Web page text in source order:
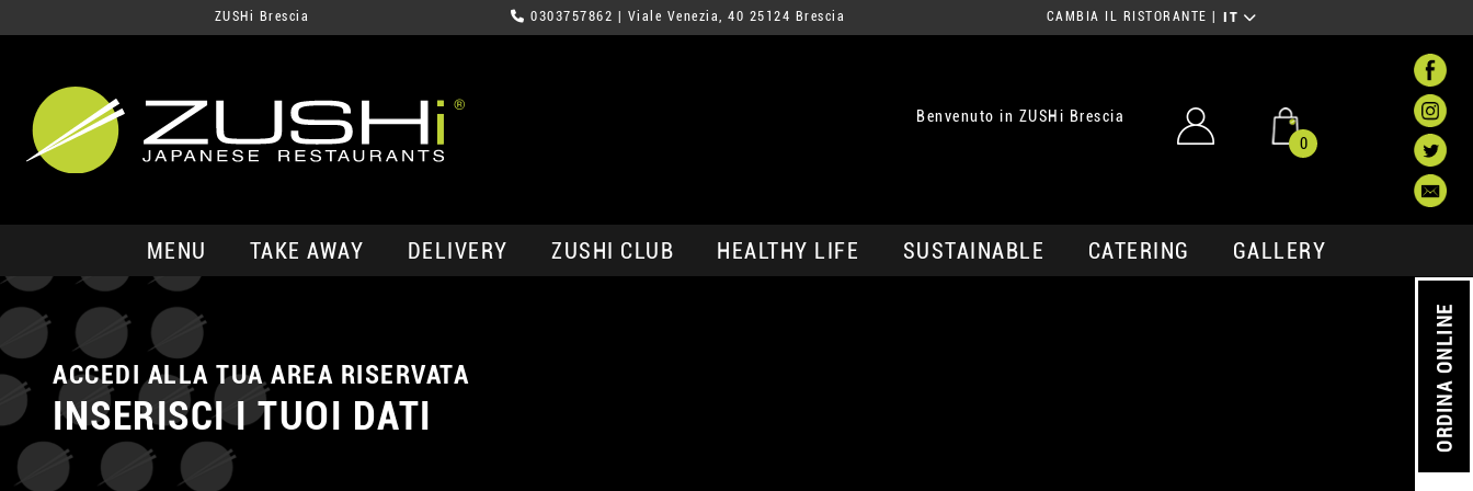
ZUSHi Brescia 0303757862 | Viale Venezia, 40 25124 Brescia CAMBIA IL RISTORANTE IT
Benvenuto in ZUSHi Brescia
0
MENU TAKE AWAY DELIVERY ZUSHI CLUB HEALTHY LIFE SUSTAINABLE CATERING GALLERY
ORDINA ONLINE
ACCEDI ALLA TUA AREA RISERVATA
INSERISCI I TUOI DATI